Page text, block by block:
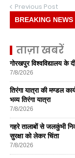
Previous Post
BREAKING NEWS
ताज़ा खबरें
गोरखपुर विश्वविद्यालय के
7/8/2026
तिरंगा यात्रा की मण्डल
भव्य तिरंगा यात्रा
7/8/2026
गहरे तालाबों से जलकुंभी
सुरक्षा को लेकर चिंता
7/8/2026